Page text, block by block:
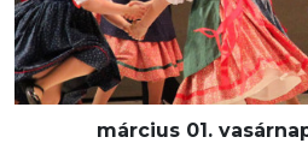
március 01.